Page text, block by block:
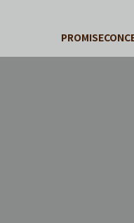
PROMISE